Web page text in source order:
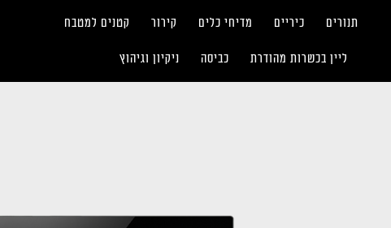
תנורים כיריים מדיחי כלים קירור קטנים למטבח
ליין בכשרות מהודרת כביסה ניקיון וגיהוץ